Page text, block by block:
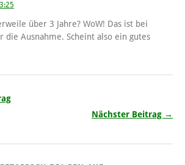
über 3 Jahre? WoW! Das ist bei
die Ausnahme. Scheint also ein gutes
Nächster Beitrag →